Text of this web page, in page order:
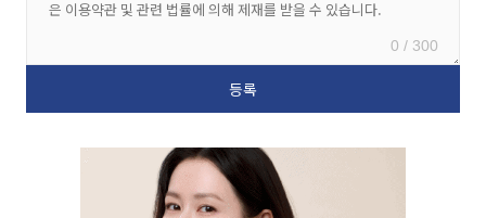
0 / 300